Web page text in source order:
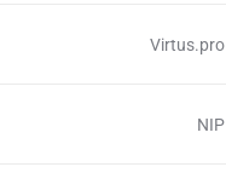
Virtus.pro
NIP